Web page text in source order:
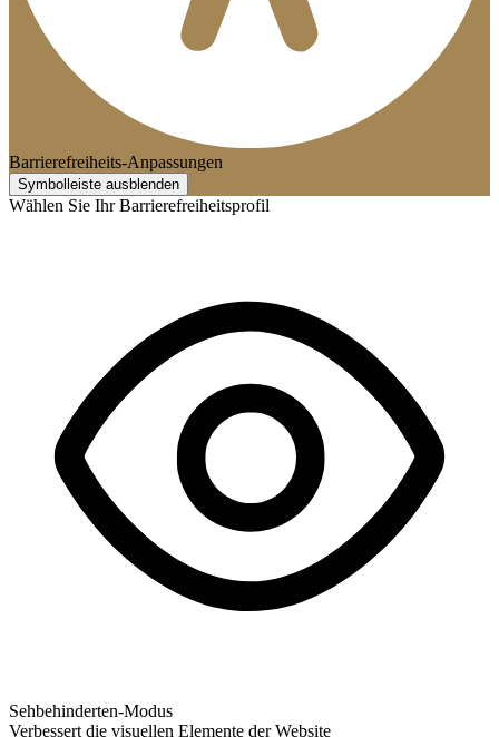
Barrierefreiheits-Anpassungen
Symbolleiste ausblenden
Wählen Sie Ihr Barrierefreiheitsprofil
Sehbehinderten-Modus
Verbessert die visuellen Elemente der Website